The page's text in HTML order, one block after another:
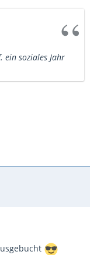
ein soziales Jahr